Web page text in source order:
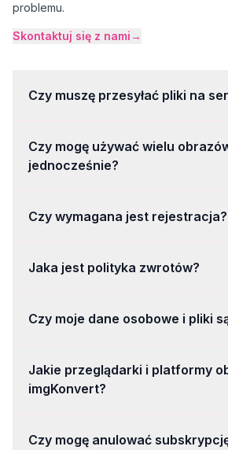
problemu.
Skontaktuj się z nami→
Czy muszę przesyłać pliki na
Czy mogę używać wielu
jednocześnie?
Czy wymagana jest rejestracja?
Jaka jest polityka zwrotów?
Czy moje dane osobowe i pliki
Jakie przeglądarki i platformy
imgKonvert?
Czy mogę anulować